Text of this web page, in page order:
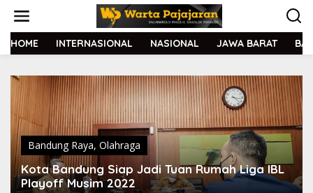
t
HOME INTERNASIONAL NASIONAL JAWA BARAT
Bandung Raya, Olahraga
Kota Bandung Siap Jadi Tuan Rumah Liga IBL
Playoff Musim 2022